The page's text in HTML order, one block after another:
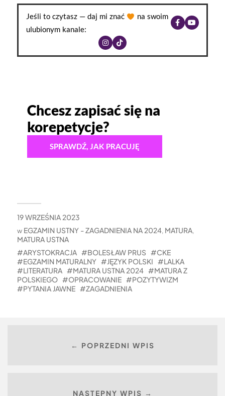
Jeśli to czytasz — daj mi znać
na swoim
ulubionym kanale:
Chcesz zapisać się na
korepetycje?
SPRAWDŹ, JAK PRACUJĘ
19 WRZEŚNIA 2023
w EGZAMIN USTNY - ZAGADNIENIA NA 2024, MATURA,
MATURA USTNA
ARYSTOKRACJA
BOLESŁAW PRUS
CKE
EGZAMIN MATURALNY
JĘZYK POLSKI
LALKA
LITERATURA
MATURA USTNA 2024
MATURA Z
POLSKIEGO
OPRACOWANIE
POZYTYWIZM
PYTANIA JAWNE
ZAGADNIENIA
← POPRZEDNI WPIS
NASTĘPNY WPIS →